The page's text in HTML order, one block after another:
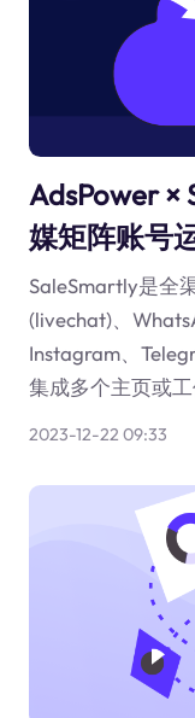
AdsPower ×
媒矩阵账号
SaleSmartly是全
(livechat)、
Instagram、
集成多个主页或
2023-12-22 09:33